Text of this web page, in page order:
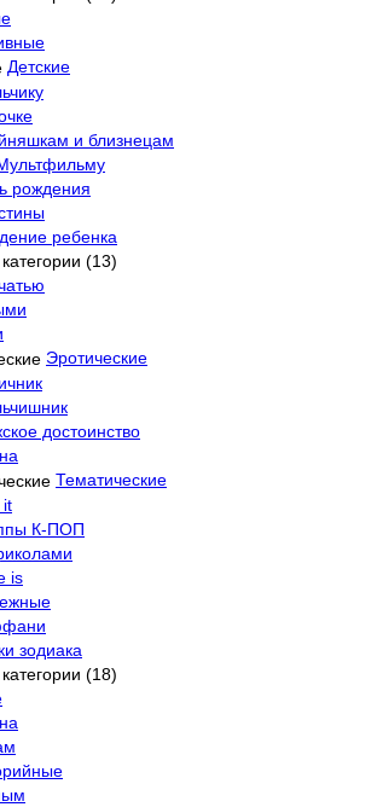
Детские
и близнецам
рождения
ребенка
(13)
Эротические
достоинство
Тематические
it
К-ПОП
is
зодиака
(18)